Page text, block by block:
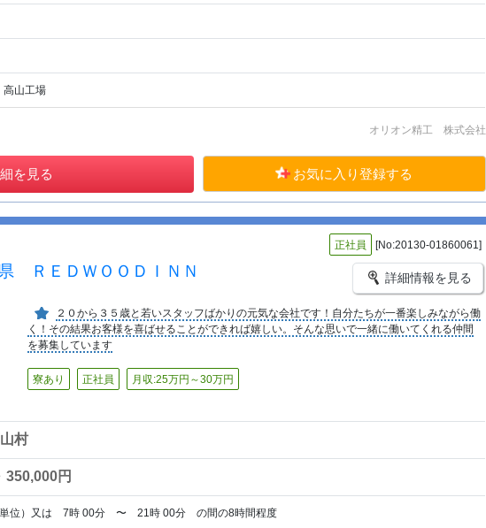
高山工場
オリオン精工 株式会社
を見る お気に入り登録する
正社員 [No:20130-01860061]
ＲＥＤＷＯＯＤＩＮＮ 詳細情報を見る
２０から３５歳と若いスタッフばかりの元気な会社です！自分たちが一番楽しみながら働
く！その結果お客様を喜ばせることができれば嬉しい。そんな思いで一緒に働いてくれる仲間
を募集しています
寮あり 正社員 月収:25万円～30万円
村
350,000円
単位）又は 7時 00分 〜 21時 00分 の間の8時間程度